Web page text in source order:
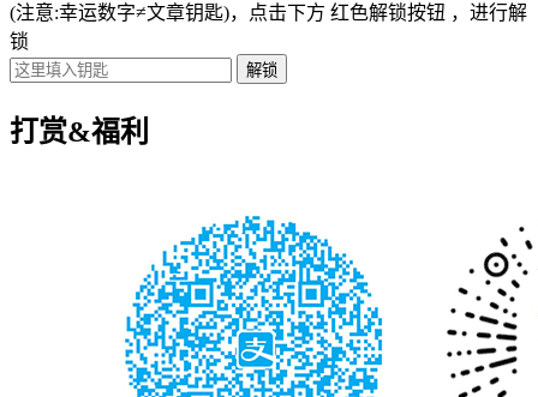
(注意:幸运数字≠文章钥匙)，点击下方 红色解锁按钮 ，进行解
锁
打赏&福利